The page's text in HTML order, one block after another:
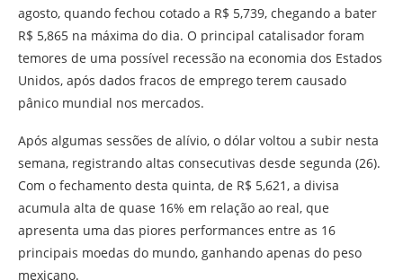
agosto, quando fechou cotado a R$ 5,739, chegando a bater
R$ 5,865 na máxima do dia. O principal catalisador foram
temores de uma possível recessão na economia dos Estados
Unidos, após dados fracos de emprego terem causado
pânico mundial nos mercados.
Após algumas sessões de alívio, o dólar voltou a subir nesta
semana, registrando altas consecutivas desde segunda (26).
Com o fechamento desta quinta, de R$ 5,621, a divisa
acumula alta de quase 16% em relação ao real, que
apresenta uma das piores performances entre as 16
principais moedas do mundo, ganhando apenas do peso
mexicano.